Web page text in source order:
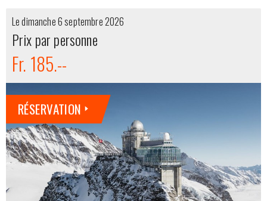
BALNÉAIRES
AVION
EUROPA PARK
COUPE SPENGLER
DEMANDE D'OFFRE
Le dimanche 6 septembre 2026
Prix par personne
Fr. 185.--
RÉSERVATION